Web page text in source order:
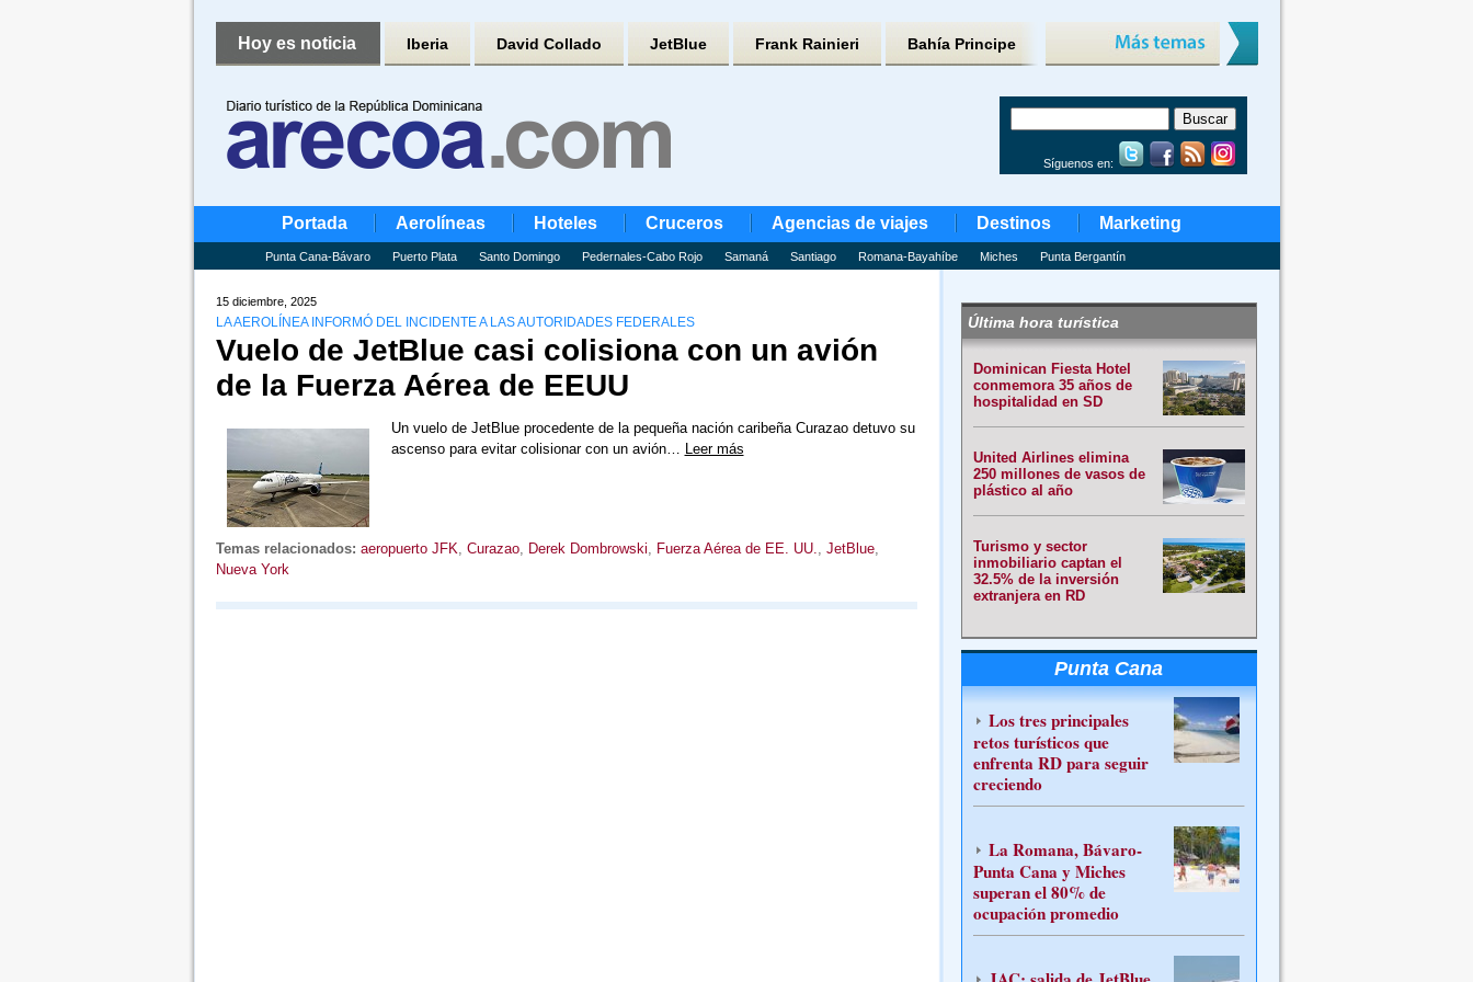
Hoy es noticia Iberia David Collado JetBlue Frank Rainieri Bahía Principe
Síguenos en:
Portada Aerolíneas Hoteles Cruceros Agencias de viajes Destinos Marketing
Punta Cana-Bávaro Puerto Plata Santo Domingo Pedernales-Cabo Rojo Samaná Santiago Romana-Bayahíbe Miches Punta Bergantín
15 diciembre, 2025
LA AEROLÍNEA INFORMÓ DEL INCIDENTE A LAS AUTORIDADES FEDERALES
Vuelo de JetBlue casi colisiona con un avión
de la Fuerza Aérea de EEUU
Un vuelo de JetBlue procedente de la pequeña nación caribeña Curazao detuvo su
ascenso para evitar colisionar con un avión… Leer más
Temas relacionados: aeropuerto JFK, Curazao, Derek Dombrowski, Fuerza Aérea de EE. UU., JetBlue,
Nueva York
Última hora turística
Dominican Fiesta Hotel
conmemora 35 años de
hospitalidad en SD
United Airlines elimina
250 millones de vasos de
plástico al año
Turismo y sector
inmobiliario captan el
32.5% de la inversión
extranjera en RD
Punta Cana
Los tres principales
retos turísticos que
enfrenta RD para seguir
creciendo
La Romana, Bávaro-
Punta Cana y Miches
superan el 80% de
ocupación promedio